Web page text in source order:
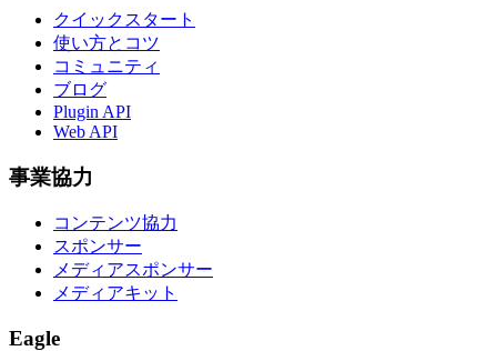
クイックスタート
使い方とコツ
コミュニティ
ブログ
Plugin API
Web API
事業協力
コンテンツ協力
スポンサー
メディアスポンサー
メディアキット
Eagle